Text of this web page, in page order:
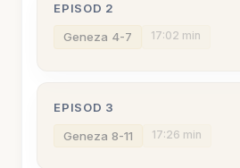
EPISOD 2
Geneza 4-7 17:02 min
EPISOD 3
Geneza 8-11 17:26 min